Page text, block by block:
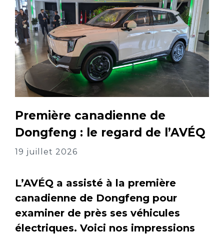
Première canadienne de
Dongfeng : le regard de l’AVÉQ
19 juillet 2026
L’AVÉQ a assisté à la première
canadienne de Dongfeng pour
examiner de près ses véhicules
électriques. Voici nos impressions